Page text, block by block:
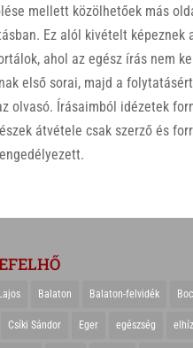
mellett közölhetőek más
Ez alól kivételt képeznek
ahol az egész írás nem
első sorai, majd a
olvasó. Írásaimból idézetek
átvétele csak szerző és
Balaton Balaton-felvidék
Csíki Sándor Eger egészség